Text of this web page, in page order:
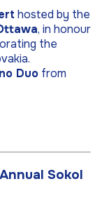
hosted by the
, in honour
the
Duo from
Sokol